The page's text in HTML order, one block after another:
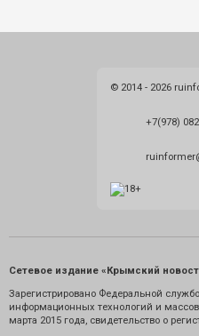
© 2014 - 2026
+7(978)
Сетевое издание «Крымский
Зарегистрировано Федеральной
информационных технологий и
марта 2015 года, свидетельство о